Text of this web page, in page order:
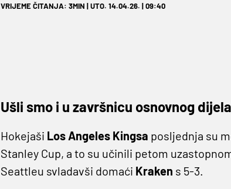
VRIJEME ČITANJA: 3MIN | UTO. 14.04.26. | 09:40
Ušli smo i u završnicu osnovnog
Hokejaši Los Angeles Kingsa posljednja su
Stanley Cup, a to su učinili petom
Seattleu svladavši domaći Kraken s 5-3.